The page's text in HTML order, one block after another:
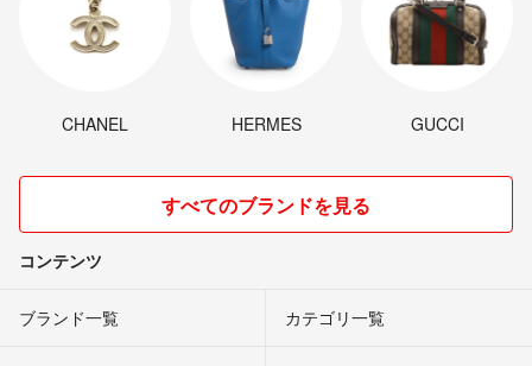
CHANEL HERMES GUCCI
すべてのブランドを見る
コンテンツ
ブランド一覧 カテゴリ一覧